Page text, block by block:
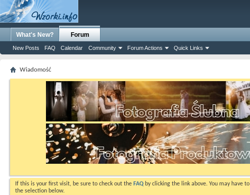
What's New? Forum
New Posts FAQ Calendar Community Forum Actions Quick Links
Wiadomość
If this is your first visit, be sure to check out the FAQ by clicking the link above. You may have to
the selection below.